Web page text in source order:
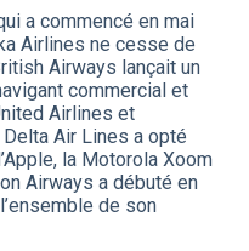
a commencé en mai
Airlines ne cesse de
Airways lançait un
commercial et
Airlines et
Air Lines a opté
la Motorola Xoom
Airways a débuté en
de son